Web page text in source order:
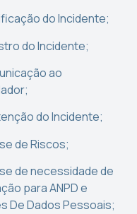
do Incidente;
do Incidente;
ao
do Incidente;
de Riscos;
de necessidade de
para ANPD e
De Dados Pessoais;